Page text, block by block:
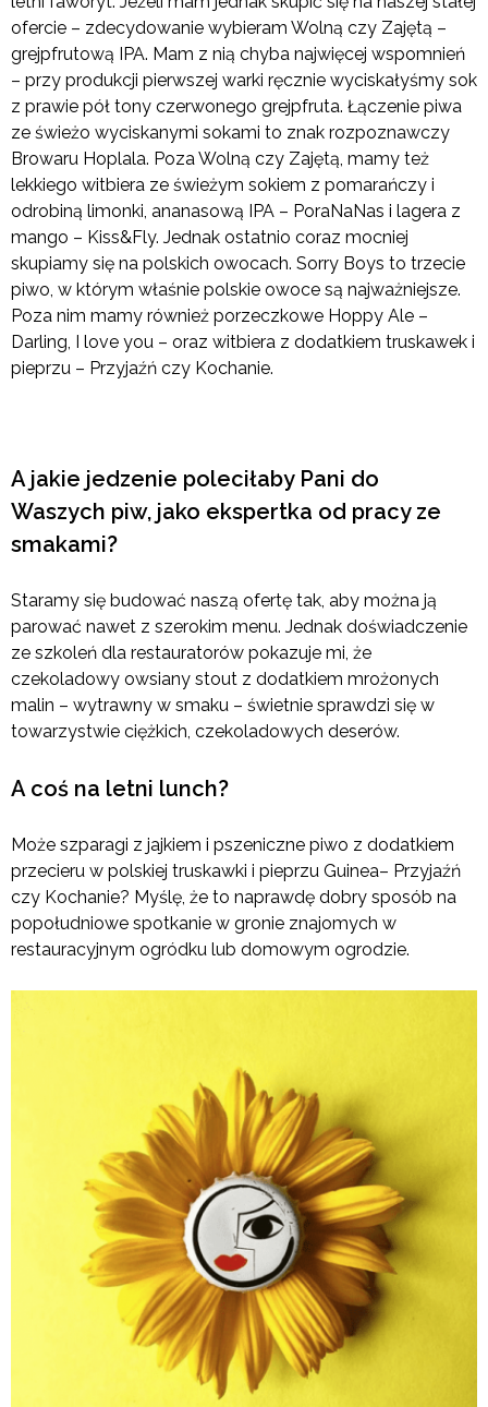
ofercie – zdecydowanie wybieram Wolną czy Zajętą –
grejpfrutową IPA. Mam z nią chyba najwięcej wspomnień
– przy produkcji pierwszej warki ręcznie wyciskałyśmy sok
z prawie pół tony czerwonego grejpfruta. Łączenie piwa
ze świeżo wyciskanymi sokami to znak rozpoznawczy
Browaru Hoplala. Poza Wolną czy Zajętą, mamy też
lekkiego witbiera ze świeżym sokiem z pomarańczy i
odrobiną limonki, ananasową IPA – PoraNaNas i lagera z
mango – Kiss&Fly. Jednak ostatnio coraz mocniej
skupiamy się na polskich owocach. Sorry Boys to trzecie
piwo, w którym właśnie polskie owoce są najważniejsze.
Poza nim mamy również porzeczkowe Hoppy Ale –
Darling, I love you – oraz witbiera z dodatkiem truskawek i
pieprzu – Przyjaźń czy Kochanie.
A jakie jedzenie poleciłaby Pani do
Waszych piw, jako ekspertka od pracy ze
smakami?
Staramy się budować naszą ofertę tak, aby można ją
parować nawet z szerokim menu. Jednak doświadczenie
ze szkoleń dla restauratorów pokazuje mi, że
czekoladowy owsiany stout z dodatkiem mrożonych
malin – wytrawny w smaku – świetnie sprawdzi się w
towarzystwie ciężkich, czekoladowych deserów.
A coś na letni lunch?
Może szparagi z jajkiem i pszeniczne piwo z dodatkiem
przecieru w polskiej truskawki i pieprzu Guinea– Przyjaźń
czy Kochanie? Myślę, że to naprawdę dobry sposób na
popołudniowe spotkanie w gronie znajomych w
restauracyjnym ogródku lub domowym ogrodzie.